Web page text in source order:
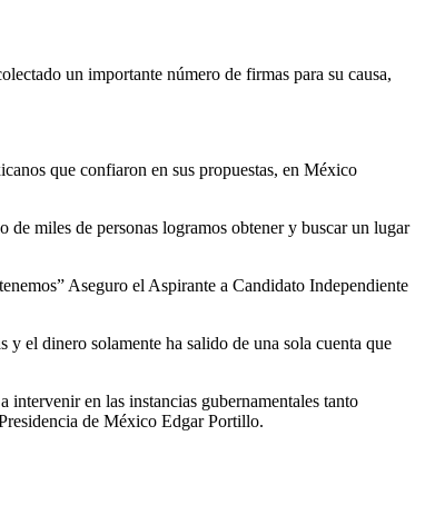
un importante número de firmas para su causa,
que confiaron en sus propuestas, en México
de miles de personas logramos obtener y buscar un lugar
Aseguro el Aspirante a Candidato Independiente
el dinero solamente ha salido de una sola cuenta que
intervenir en las instancias gubernamentales tanto
de México Edgar Portillo.